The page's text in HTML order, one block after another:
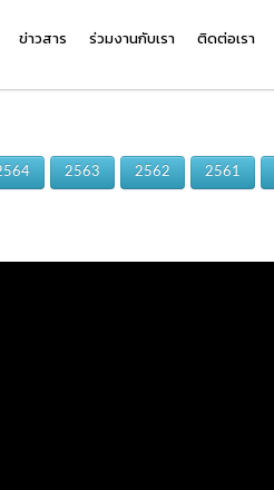
ติดต่อเรา
ร่วมงานกับเรา
ข่าวสาร
2563 2562 2561